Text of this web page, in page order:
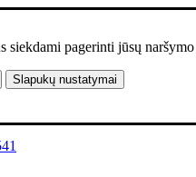
siekdami pagerinti jūsų
Slapukų nustatymai